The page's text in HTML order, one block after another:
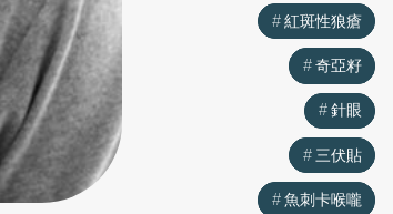
紅斑性狼瘡
奇亞籽
針眼
三伏貼
魚刺卡喉嚨
紅斑性狼瘡
奇亞籽
針眼
三伏貼
魚刺卡喉嚨